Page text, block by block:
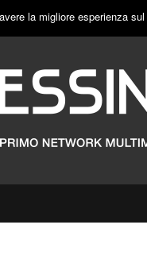
la migliore esperienza